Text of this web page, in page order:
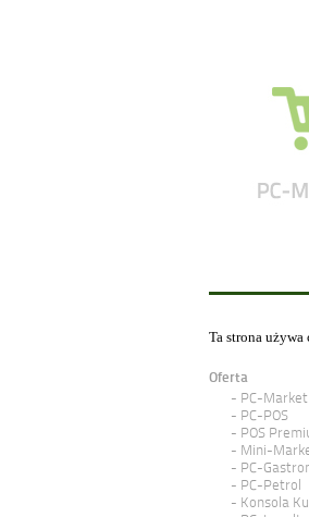
Ta strona
Oferta
PC-Market
PC-POS
POS
Mini-
PC-
PC-Petrol
Konsola